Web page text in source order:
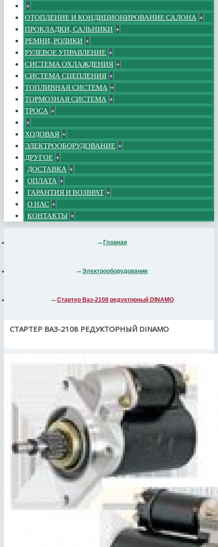
+
ОТОПЛЕНИЕ И КОНДИЦИОНИРОВАНИЕ САЛОНА +
ПРОКЛАДКИ, САЛЬНИКИ +
РЕМНИ, РОЛИКИ +
РУЛЕВОЕ УПРАВЛЕНИЕ +
СИСТЕМА ОХЛАЖДЕНИЯ +
СИСТЕМА СЦЕПЛЕНИЯ +
ТОПЛИВНАЯ СИСТЕМА +
ТОРМОЗНАЯ СИСТЕМА +
ТРОСА +
+
ХОДОВАЯ +
ЭЛЕКТРООБОРУДОВАНИЕ +
ДРУГОЕ +
ДОСТАВКА +
ОПЛАТА +
ГАРАНТИЯ И ВОЗВРАТ +
О НАС +
КОНТАКТЫ +
Главная
Электрооборудование
Стартер Ваз-2108 редукторный DINAMO
СТАРТЕР ВАЗ-2108 РЕДУКТОРНЫЙ DINAMO